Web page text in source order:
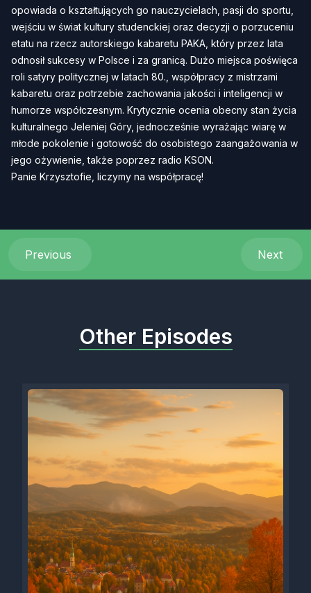
opowiada o kształtujących go nauczycielach, pasji do sportu,
wejściu w świat kultury studenckiej oraz decyzji o porzuceniu
etatu na rzecz autorskiego kabaretu PAKA, który przez lata
odnosił sukcesy w Polsce i za granicą. Dużo miejsca poświęca
roli satyry politycznej w latach 80., współpracy z mistrzami
kabaretu oraz potrzebie zachowania jakości i inteligencji w
humorze współczesnym. Krytycznie ocenia obecny stan życia
kulturalnego Jeleniej Góry, jednocześnie wyrażając wiarę w
młode pokolenie i gotowość do osobistego zaangażowania w
jego ożywienie, także poprzez radio KSON.
Panie Krzysztofie, liczymy na współpracę!
Previous Next
Other Episodes